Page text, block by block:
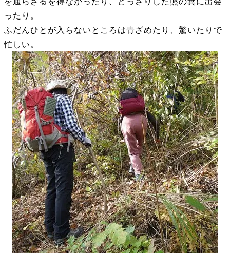
ったり。
ふだんひとが入らないところは青ざめたり、驚いたりで
忙しい。